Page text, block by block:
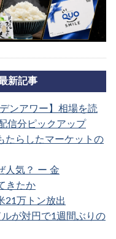
新記事
ンアワー】相場を読
信分ピックアップ
たらしたマーケットの
人気？ ー 金
きたか
21万トン放出
が対円で1週間ぶりの